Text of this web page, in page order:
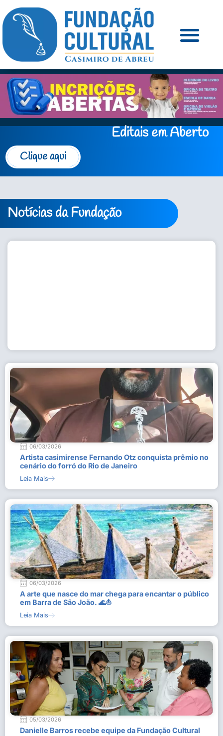
Editais em Aberto
Clique aqui
Notícias da Fundação
06/03/2026
Artista casimirense Fernando Otz conquista prêmio no
cenário do forró do Rio de Janeiro
Leia Mais
06/03/2026
A arte que nasce do mar chega para encantar o público
em Barra de São João. 🌊⛵
Leia Mais
05/03/2026
Danielle Barros recebe equipe da Fundação Cultural